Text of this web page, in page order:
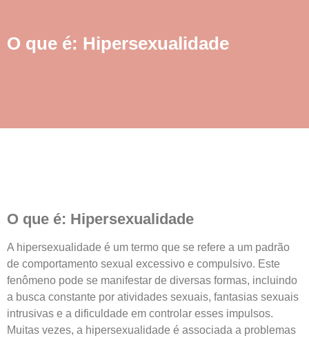
O que é: Hipersexualidade
O que é: Hipersexualidade
A hipersexualidade é um termo que se refere a um padrão
de comportamento sexual excessivo e compulsivo. Este
fenômeno pode se manifestar de diversas formas, incluindo
a busca constante por atividades sexuais, fantasias sexuais
intrusivas e a dificuldade em controlar esses impulsos.
Muitas vezes, a hipersexualidade é associada a problemas